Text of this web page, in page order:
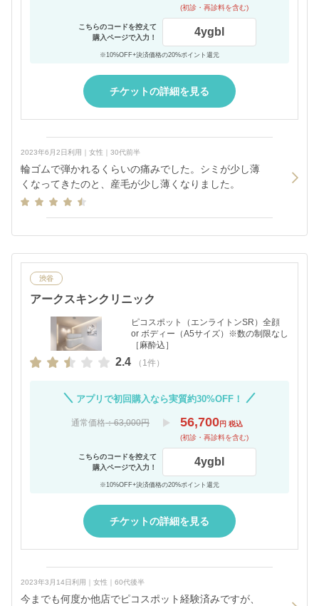
(初診・再診料を含む)
こちらのコードを控えて
購入ページで入力！
4ygbl
※10%OFF+決済価格の20%ポイント還元
チケットの詳細を見る
2023年6月2日利用｜女性｜30代前半
輪ゴムで弾かれるくらいの痛みでした。シミが少し薄
くなってきたのと、産毛が少し薄くなりました。
渋谷
アークスキンクリニック
ピコスポット（エンライトンSR）全顔
or ボディー（A5サイズ）※数の制限なし
［麻酔込］
2.4 （1件）
アプリで初回購入なら実質約30%OFF！
通常価格：63,000円 56,700円 税込
(初診・再診料を含む)
こちらのコードを控えて
購入ページで入力！
4ygbl
※10%OFF+決済価格の20%ポイント還元
チケットの詳細を見る
2023年3月14日利用｜女性｜60代後半
今までも何度か他店でピコスポット経験済みですが、